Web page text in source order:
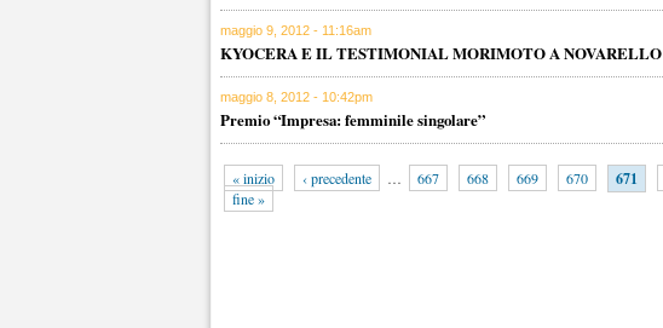
maggio 9, 2012 - 11:16am
KYOCERA E IL TESTIMONIAL MORIMOTO A NOVARELLO
maggio 8, 2012 - 10:42pm
Premio “Impresa: femminile singolare”
« inizio ‹ precedente … 667 668 669 670 671
fine »